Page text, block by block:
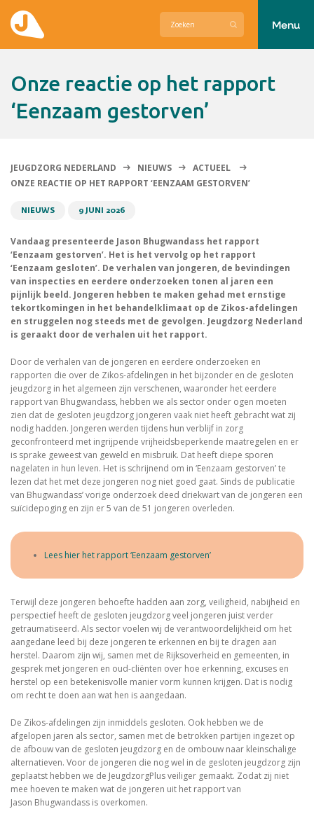
Contact
Menu
Onze reactie op het rapport
‘Eenzaam gestorven’
JEUGDZORG NEDERLAND NIEUWS
ACTUEEL
ONZE REACTIE OP HET RAPPORT ‘EENZAAM GESTORVEN’
NIEUWS 9 JUNI 2026
Vandaag presenteerde Jason Bhugwandass het rapport
‘Eenzaam gestorven’. Het is het vervolg op het rapport
‘Eenzaam gesloten’. De verhalen van jongeren, de bevindingen
van inspecties en eerdere onderzoeken tonen al jaren een
pijnlijk beeld. Jongeren hebben te maken gehad met ernstige
tekortkomingen in het behandelklimaat op de Zikos-afdelingen
en struggelen nog steeds met de gevolgen. Jeugdzorg Nederland
is geraakt door de verhalen uit het rapport.
Door de verhalen van de jongeren en eerdere onderzoeken en
rapporten die over de Zikos-afdelingen in het bijzonder en de gesloten
jeugdzorg in het algemeen zijn verschenen, waaronder het eerdere
rapport van Bhugwandass, hebben we als sector onder ogen moeten
zien dat de gesloten jeugdzorg jongeren vaak niet heeft gebracht wat zij
nodig hadden. Jongeren werden tijdens hun verblijf in zorg
geconfronteerd met ingrijpende vrijheidsbeperkende maatregelen en er
is sprake geweest van geweld en misbruik. Dat heeft diepe sporen
nagelaten in hun leven. Het is schrijnend om in ‘Eenzaam gestorven’ te
lezen dat het met deze jongeren nog niet goed gaat. Sinds de publicatie
van Bhugwandass’ vorige onderzoek deed driekwart van de jongeren een
suïcidepoging en zijn er 5 van de 51 jongeren overleden.
Lees hier het rapport ‘Eenzaam gestorven’
Terwijl deze jongeren behoefte hadden aan zorg, veiligheid, nabijheid en
perspectief heeft de gesloten jeugdzorg veel jongeren juist verder
getraumatiseerd. Als sector voelen wij de verantwoordelijkheid om het
aangedane leed bij deze jongeren te erkennen en bij te dragen aan
herstel. Daarom zijn wij, samen met de Rijksoverheid en gemeenten, in
gesprek met jongeren en oud-cliënten over hoe erkenning, excuses en
herstel op een betekenisvolle manier vorm kunnen krijgen. Dat is nodig
om recht te doen aan wat hen is aangedaan.
De Zikos-afdelingen zijn inmiddels gesloten. Ook hebben we de
afgelopen jaren als sector, samen met de betrokken partijen ingezet op
de afbouw van de gesloten jeugdzorg en de ombouw naar kleinschalige
alternatieven. Voor de jongeren die nog wel in de gesloten jeugdzorg zijn
geplaatst hebben we de JeugdzorgPlus veiliger gemaakt. Zodat zij niet
mee hoeven te maken wat de jongeren uit het rapport van
Jason Bhugwandass is overkomen.